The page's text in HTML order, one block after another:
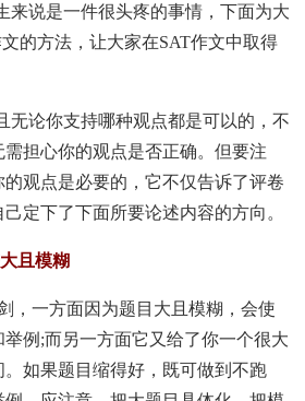
来说是一件很头疼的事情，下面为大
的方法，让大家在SAT作文中取得
无论你支持哪种观点都是可以的，不
担心你的观点是否正确。但要注
观点是必要的，它不仅告诉了评卷
定下了下面所要论述内容的方向。
且模糊
，一方面因为题目大且模糊，会使
例;而另一方面它又给了你一个很大
如果题目缩得好，既可做到不跑